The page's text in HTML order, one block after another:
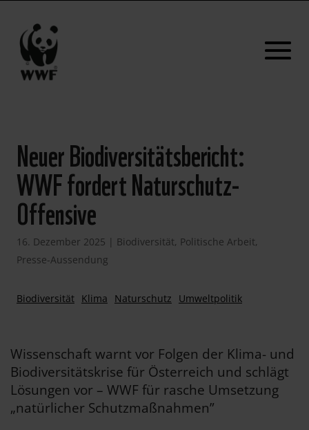
Neuer Biodiversitätsbericht:
WWF fordert Naturschutz-
Offensive
16. Dezember 2025 | Biodiversität, Politische Arbeit,
Presse-Aussendung
Biodiversität Klima Naturschutz Umweltpolitik
Wissenschaft warnt vor Folgen der Klima- und
Biodiversitätskrise für Österreich und schlägt
Lösungen vor – WWF für rasche Umsetzung
„natürlicher Schutzmaßnahmen”